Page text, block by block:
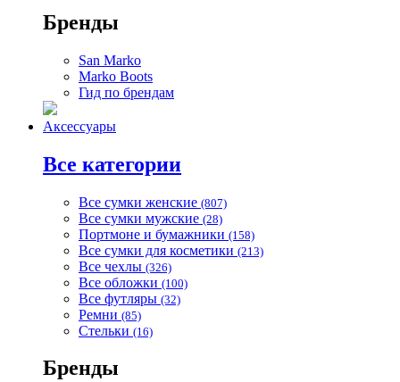
Бренды
San Marko
Marko Boots
Гид по брендам
Аксессуары
Все категории
Все сумки женские (807)
Все сумки мужские (28)
Портмоне и бумажники (158)
Все сумки для косметики (213)
Все чехлы (326)
Все обложки (100)
Все футляры (32)
Ремни (85)
Стельки (16)
Бренды